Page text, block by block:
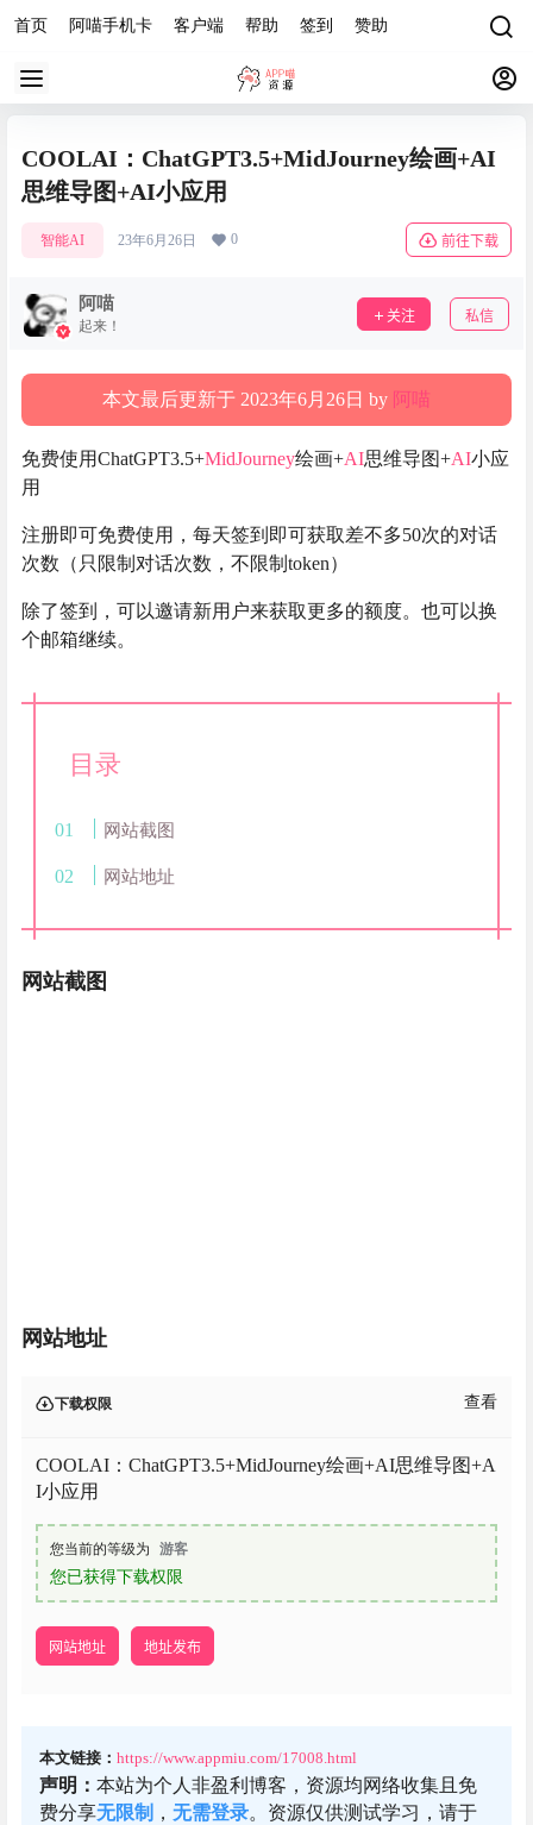
首页 阿喵手机卡 客户端 帮助 签到 赞助
COOLAI：ChatGPT3.5+MidJourney绘画+AI
思维导图+AI小应用
智能AI 23年6月26日 0 前往下载
阿喵
起来！
关注 私信
本文最后更新于 2023年6月26日 by 阿喵
免费使用ChatGPT3.5+MidJourney绘画+AI思维导图+AI小应
用
注册即可免费使用，每天签到即可获取差不多50次的对话
次数（只限制对话次数，不限制token）
除了签到，可以邀请新用户来获取更多的额度。也可以换
个邮箱继续。
目录
网站截图
网站地址
网站截图
网站地址
下载权限 查看
COOLAI：ChatGPT3.5+MidJourney绘画+AI思维导图+A
I小应用
您当前的等级为 游客
您已获得下载权限
网站地址 地址发布
本文链接： https://www.appmiu.com/17008.html
声明： 本站为个人非盈利博客，资源均网络收集且免
费分享无限制 ， 无需登录。资源仅供测试学习，请于